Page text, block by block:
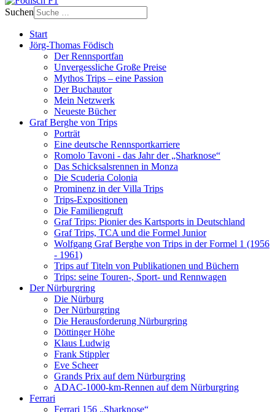
Suchen
Start
Jörg-Thomas Födisch
Der Rennsportfan
Unvergessliche Große Preise
Mythos Trips – eine Passion
Der Buchautor
Mein Netzwerk
Neueste Bücher
Graf Berghe von Trips
Porträt
Eine deutsche Rennsportkarriere
Romolo Tavoni - das Jahr der „Sharknose“
Das Schicksalsrennen in Monza
Die Scuderia Colonia
Prominenz in der Villa Trips
Trips-Expositionen
Die Familiengruft
Graf Trips: Pionier des Kartsports in Deutschland
Graf Trips, TCA und die Formel Junior
Wolfgang Graf Berghe von Trips in der Formel 1 (1956
- 1961)
Trips auf Titeln von Publikationen und Büchern
Trips: seine Touren-, Sport- und Rennwagen
Der Nürburgring
Die Nürburg
Der Nürburgring
Die Herausforderung Nürburgring
Döttinger Höhe
Klaus Ludwig
Frank Stippler
Eve Scheer
Grands Prix auf dem Nürburgring
ADAC-1000-km-Rennen auf dem Nürburgring
Ferrari
Ferrari 156 „Sharknose“